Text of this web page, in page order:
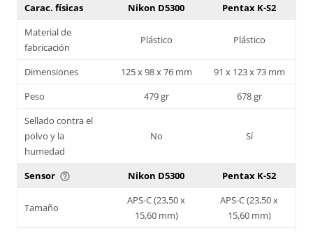
Carac. físicas Nikon D5300
Pentax K-S2
Material de
fabricación
Plástico Plástico
Dimensiones 125 x 98 x 76 mm
91 x 123 x 73 mm
Peso
479 gr
678 gr
Sellado contra el
polvo y la
humedad
No Sí
Sensor help_outline Nikon D5300 Pentax K-S2
Tamaño
APS-C (23,50 x
15,60 mm)
APS-C (23,50 x
15,60 mm)